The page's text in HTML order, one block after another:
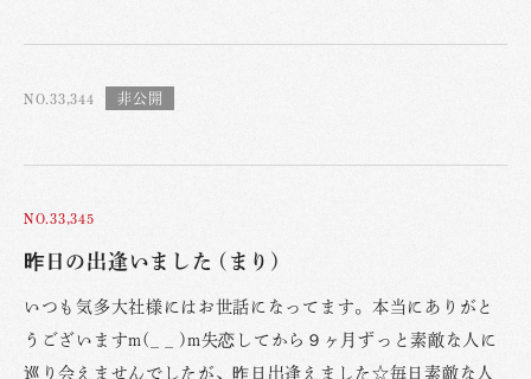
NO.33,344
NO.33,345
昨日の出逢いました (まり)
いつも気多大社様にはお世話になってます。本当にありがと
うございますm(_ _ )m失恋してから９ヶ月ずっと素敵な人に
巡り会えませんでしたが、昨日出逢えました☆毎日素敵な人